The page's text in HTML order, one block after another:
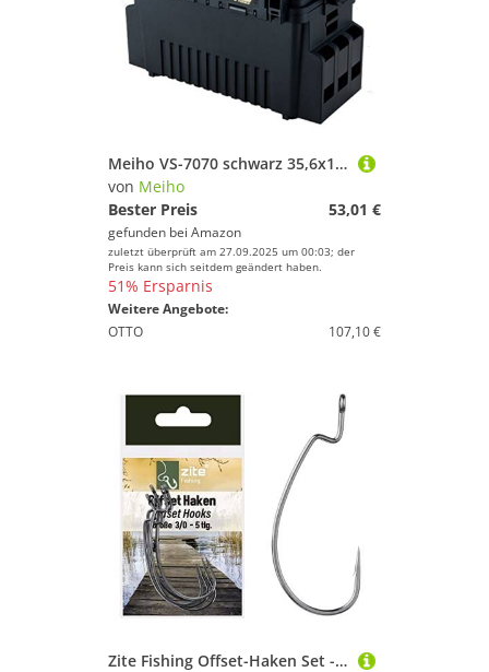
Meiho VS-7070 schwarz 35,6x18,6x21cm - Tacklebox für Kunstköder & Angelzubehör, Angelbox für Tackle, Köderbox, Angelkasten
von Meiho
Bester Preis
53,01 €
gefunden bei Amazon
zuletzt überprüft am 27.09.2025 um 00:03; der
Preis kann sich seitdem geändert haben.
51% Ersparnis
Weitere Angebote:
OTTO
107,10 €
Zite Fishing Offset-Haken Set - 5 STK Scharfe Angelhaken Kunstköder-Angeln Barsch & Zander Größe 3/0 - Perfekt für Gummiköder, Jigs, Creature Baits